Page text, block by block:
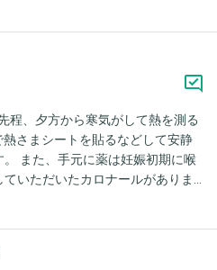
と不安です。 頑固な性格なので
高齢者がインフルエンザになっ
してどれくらい経ってからでし
自宅で療養でいいのでしょうか。
み指摘あり。) 2025年は、
ルター心電図検査(問題無し、Ｂ
ものなし。 頭のMRIは5年前に異
な検査を受
願いします。
程、夕方から寒気がして熱を測る
さまシートを貼るなどして安静
また、手元に薬は妊娠初期に喉
いただいたカロナールがありま
なので通常の医院はやっておら
方法について 高熱は胎児